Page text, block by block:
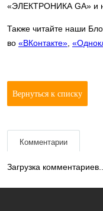
«ЭЛЕКТРОНИКА GA» и
Также читайте наши
во «ВКонтакте»
Вернуться к списку
Комментарии
Загрузка комментариев...